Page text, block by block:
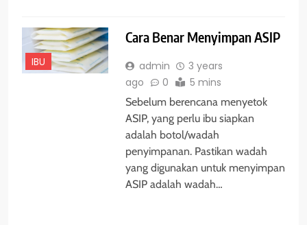
IBU
Cara Benar Menyimpan ASIP
admin
3 years
ago
0 5 mins
Sebelum berencana menyetok
ASIP, yang perlu ibu siapkan
adalah botol/wadah
penyimpanan. Pastikan wadah
yang digunakan untuk menyimpan
ASIP adalah wadah…